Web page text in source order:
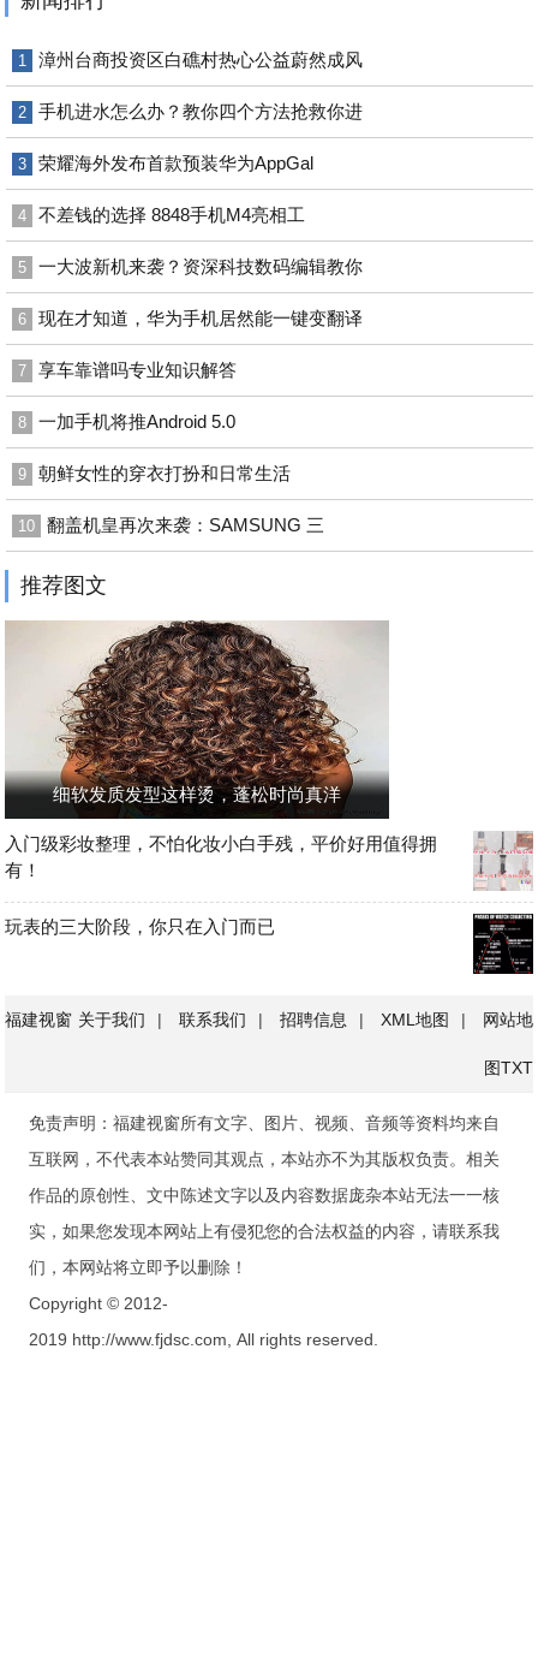
1 漳州台商投资区白礁村热心公益蔚然成风
2 手机进水怎么办？教你四个方法抢救你进
3 荣耀海外发布首款预装华为AppGal
4 不差钱的选择 8848手机M4亮相工
5 一大波新机来袭？资深科技数码编辑教你
6 现在才知道，华为手机居然能一键变翻译
7 享车靠谱吗专业知识解答
8 一加手机将推Android 5.0
9 朝鲜女性的穿衣打扮和日常生活
10 翻盖机皇再次来袭：SAMSUNG 三
推荐图文
细软发质发型这样烫，蓬松时尚真洋
入门级彩妆整理，不怕化妆小白手残，平价好用值得拥
有！
玩表的三大阶段，你只在入门而已
福建视窗 关于我们 | 联系我们 | 招聘信息 | XML地图 | 网站地
图TXT
免责声明：福建视窗所有文字、图片、视频、音频等资料均来自
互联网，不代表本站赞同其观点，本站亦不为其版权负责。相关
作品的原创性、文中陈述文字以及内容数据庞杂本站无法一一核
实，如果您发现本网站上有侵犯您的合法权益的内容，请联系我
们，本网站将立即予以删除！
Copyright © 2012-
2019 http://www.fjdsc.com, All rights reserved.